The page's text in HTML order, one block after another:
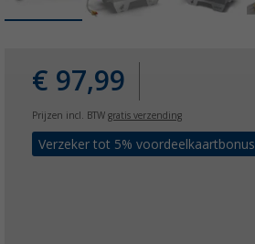
€ 97,99
Prijzen incl. BTW gratis verzending
Verzeker tot 5% voordeelkaartbonus